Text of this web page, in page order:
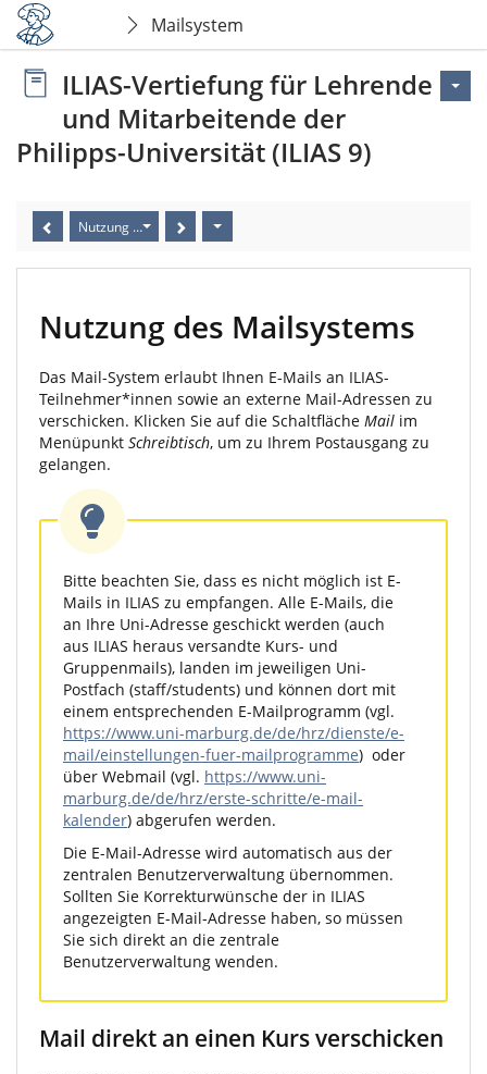
Mailsystem
ILIAS-Vertiefung für Lehrende
und Mitarbeitende der
Philipps-Universität (ILIAS 9)
Nutzung des Mailsystems
Nutzung des Mailsystems
Das Mail-System erlaubt Ihnen E-Mails an ILIAS-
Teilnehmer*innen sowie an externe Mail-Adressen zu
verschicken. Klicken Sie auf die Schaltfläche Mail im
Menüpunkt Schreibtisch, um zu Ihrem Postausgang zu
gelangen.
Bitte beachten Sie, dass es nicht möglich ist E-
Mails in ILIAS zu empfangen. Alle E-Mails, die
an Ihre Uni-Adresse geschickt werden (auch
aus ILIAS heraus versandte Kurs- und
Gruppenmails), landen im jeweiligen Uni-
Postfach (staff/students) und können dort mit
einem entsprechenden E-Mailprogramm (vgl.
https://www.uni-marburg.de/de/hrz/dienste/e-
mail/einstellungen-fuer-mailprogramme) oder
über Webmail (vgl. https://www.uni-
marburg.de/de/hrz/erste-schritte/e-mail-
kalender) abgerufen werden.
Die E-Mail-Adresse wird automatisch aus der
zentralen Benutzerverwaltung übernommen.
Sollten Sie Korrekturwünsche der in ILIAS
angezeigten E-Mail-Adresse haben, so müssen
Sie sich direkt an die zentrale
Benutzerverwaltung wenden.
Mail direkt an einen Kurs verschicken